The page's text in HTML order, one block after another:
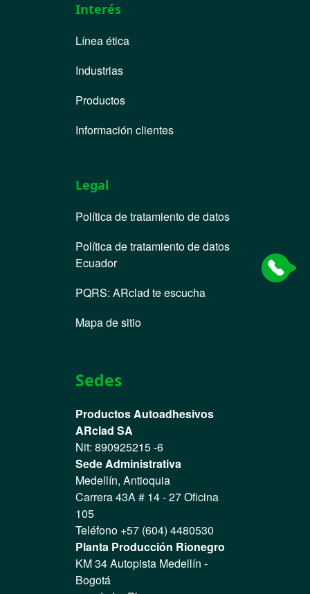
Interés
Línea ética
Industrias
Productos
Información clientes
Legal
Política de tratamiento de datos
Política de tratamiento de datos
Ecuador
PQRS: ARclad te escucha
Mapa de sitio
Sedes
Productos Autoadhesivos
ARclad SA
Nit: 890925215 -6
Sede Administrativa
Medellín, Antioquia
Carrera 43A # 14 - 27 Oficina
105
Teléfono +57 (604) 4480530
Planta Producción Rionegro
KM 34 Autopista Medellín -
Bogotá